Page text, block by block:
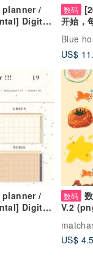
/
Digital
be used
month
数码
开始，
Blue
US$
/
Digital
month
数码
V.2
US$